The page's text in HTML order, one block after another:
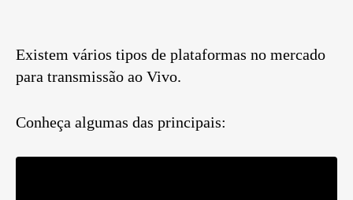
Existem vários tipos de plataformas no mercado
para transmissão ao Vivo.
Conheça algumas das principais: